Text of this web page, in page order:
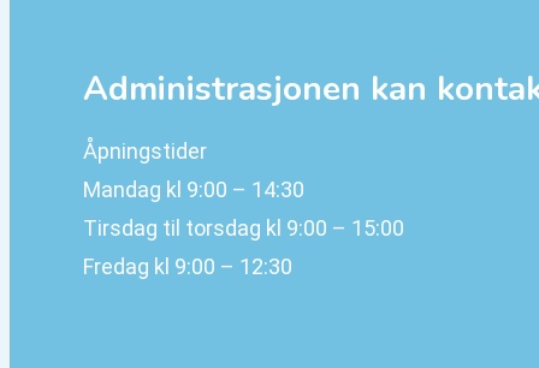
Administrasjonen kan
Åpningstider
Mandag kl 9:00 – 14:30
Tirsdag til torsdag kl 9:00 – 15:00
Fredag kl 9:00 – 12:30